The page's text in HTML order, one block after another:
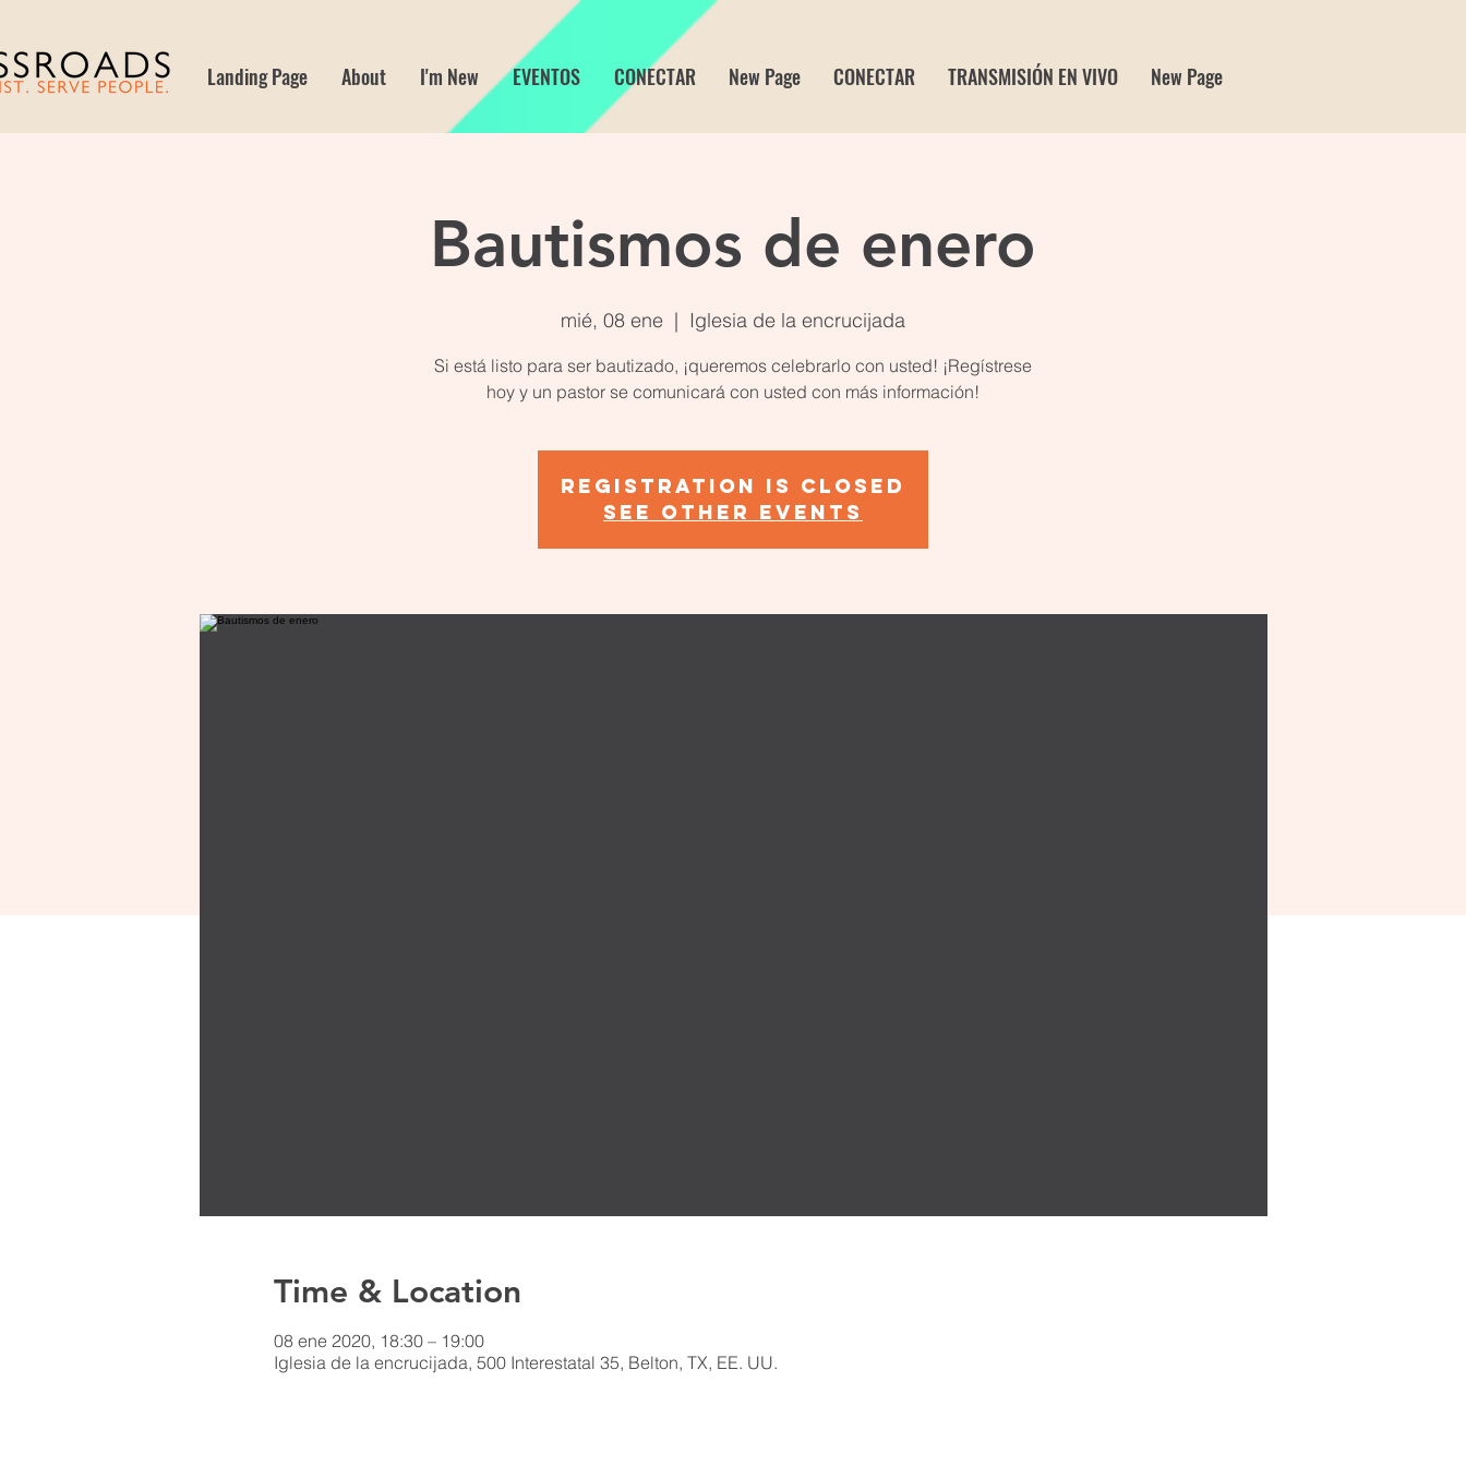
Landing Page About I'm New EVENTOS CONECTAR New Page CONECTAR TRANSMISIÓN EN VIVO New Page
Bautismos de enero
mié, 08 ene
  |
Iglesia de la encrucijada
Si está listo para ser bautizado, ¡queremos celebrarlo con usted! ¡Regístrese
hoy y un pastor se comunicará con usted con más información!
Registration is Closed
See other events
Time & Location
08 ene 2020, 18:30 – 19:00
Iglesia de la encrucijada, 500 Interestatal 35, Belton, TX, EE. UU.